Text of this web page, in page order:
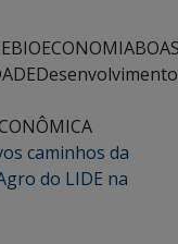
BIOECONOMIA
Desenvolvimento
caminhos da
do LIDE na